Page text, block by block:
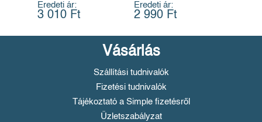
Eredeti ár:
3 010 Ft
Eredeti ár:
2 990 Ft
Vásárlás
Szállítási tudnivalók
Fizetési tudnivalók
Tájékoztató a Simple fizetésről
Üzletszabályzat